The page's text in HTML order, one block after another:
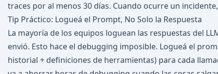
traces por al menos 30 días. Cuando ocurre un
Tip Práctico: Logueá el Prompt, No Solo la Respuesta
La mayoría de los equipos loguean las respuestas del
envió. Esto hace el debugging imposible. Logueá el
historial + definiciones de herramientas) para cada